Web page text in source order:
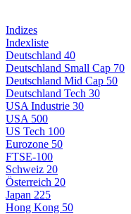
Indizes
Indexliste
Deutschland 40
Deutschland Small Cap 70
Deutschland Mid Cap 50
Deutschland Tech 30
USA Industrie 30
USA 500
US Tech 100
Eurozone 50
FTSE-100
Schweiz 20
Österreich 20
Japan 225
Hong Kong 50